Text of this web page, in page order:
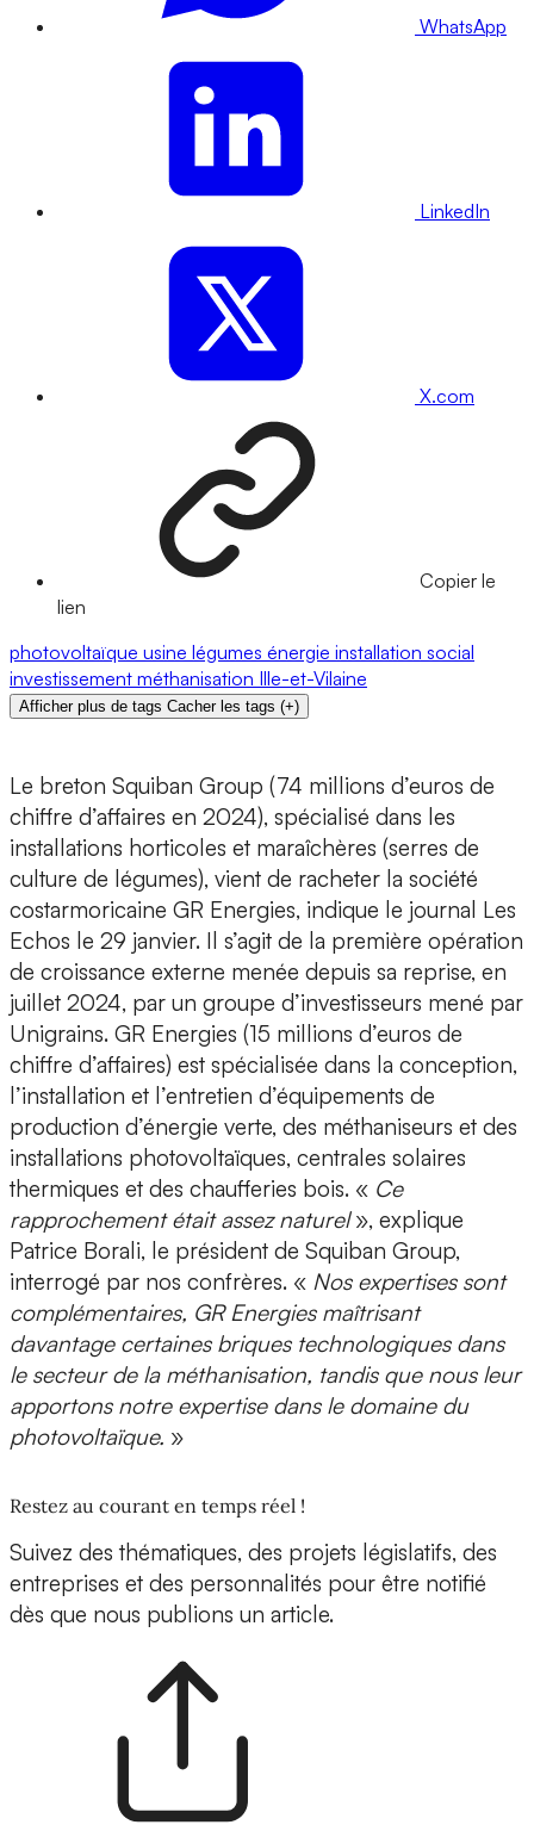
WhatsApp
LinkedIn
X.com
Copier le
lien
photovoltaïque usine légumes énergie installation social
investissement méthanisation Ille-et-Vilaine
Afficher plus de tags Cacher les tags (+)
Le breton Squiban Group (74 millions d’euros de
chiffre d’affaires en 2024), spécialisé dans les
installations horticoles et maraîchères (serres de
culture de légumes), vient de racheter la société
costarmoricaine GR Energies, indique le journal Les
Echos le 29 janvier. Il s’agit de la première opération
de croissance externe menée depuis sa reprise, en
juillet 2024, par un groupe d’investisseurs mené par
Unigrains. GR Energies (15 millions d’euros de
chiffre d’affaires) est spécialisée dans la conception,
l’installation et l’entretien d’équipements de
production d’énergie verte, des méthaniseurs et des
installations photovoltaïques, centrales solaires
thermiques et des chaufferies bois. « Ce
rapprochement était assez naturel», explique
Patrice Borali, le président de Squiban Group,
interrogé par nos confrères. « Nos expertises sont
complémentaires, GR Energies maîtrisant
davantage certaines briques technologiques dans
le secteur de la méthanisation, tandis que nous leur
apportons notre expertise dans le domaine du
photovoltaïque. »
Restez au courant en temps réel !
Suivez des thématiques, des projets législatifs, des
entreprises et des personnalités pour être notifié
dès que nous publions un article.